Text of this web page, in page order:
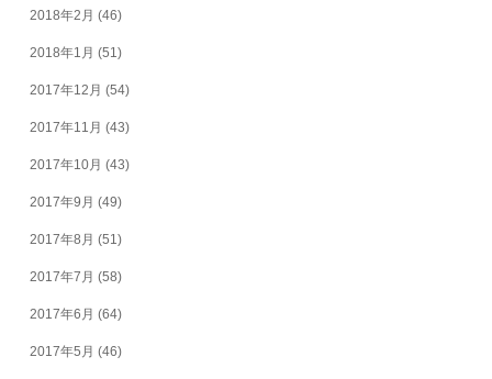
2018年2月 (46)
2018年1月 (51)
2017年12月 (54)
2017年11月 (43)
2017年10月 (43)
2017年9月 (49)
2017年8月 (51)
2017年7月 (58)
2017年6月 (64)
2017年5月 (46)